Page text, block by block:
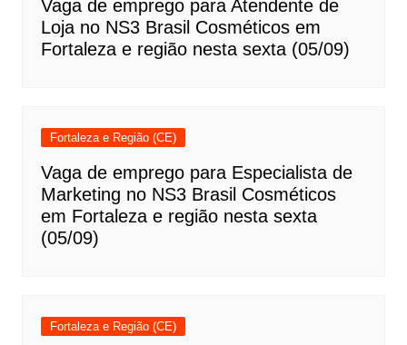
Vaga de emprego para Atendente de
Loja no NS3 Brasil Cosméticos em
Fortaleza e região nesta sexta (05/09)
Fortaleza e Região (CE)
Vaga de emprego para Especialista de
Marketing no NS3 Brasil Cosméticos
em Fortaleza e região nesta sexta
(05/09)
Fortaleza e Região (CE)